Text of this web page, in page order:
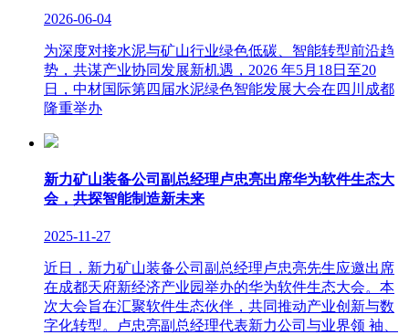
2026-06-04
为深度对接水泥与矿山行业绿色低碳、智能转型前沿趋
势，共谋产业协同发展新机遇，2026 年5月18日至20
日，中材国际第四届水泥绿色智能发展大会在四川成都
隆重举办
新力矿山装备公司副总经理卢忠亮出席华为软件生态大
会，共探智能制造新未来
2025-11-27
近日，新力矿山装备公司副总经理卢忠亮先生应邀出席
在成都天府新经济产业园举办的华为软件生态大会。本
次大会旨在汇聚软件生态伙伴，共同推动产业创新与数
字化转型。卢忠亮副总经理代表新力公司与业界领 袖、